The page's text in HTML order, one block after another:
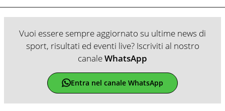
Vuoi essere sempre aggiornato su ultime news di
sport, risultati ed eventi live? Iscriviti al nostro
canaleWhatsApp
Entra nel canale WhatsApp